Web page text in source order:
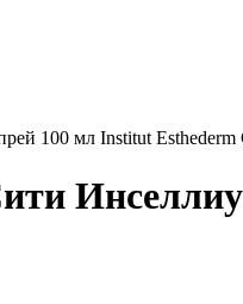
100 мл Institut